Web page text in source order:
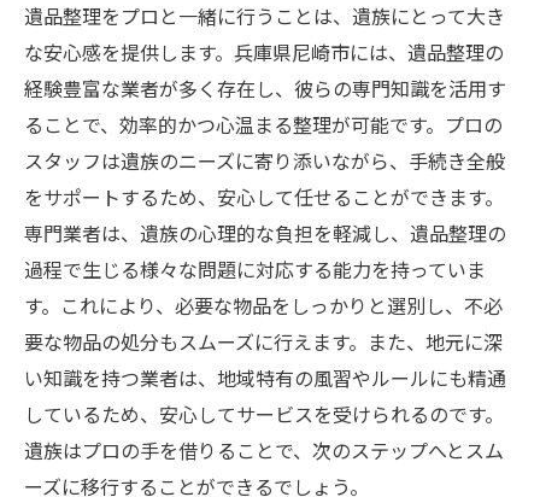
遺品整理をプロと一緒に行うことは、遺族にとって大き
な安心感を提供します。兵庫県尼崎市には、遺品整理の
経験豊富な業者が多く存在し、彼らの専門知識を活用す
ることで、効率的かつ心温まる整理が可能です。プロの
スタッフは遺族のニーズに寄り添いながら、手続き全般
をサポートするため、安心して任せることができます。
専門業者は、遺族の心理的な負担を軽減し、遺品整理の
過程で生じる様々な問題に対応する能力を持っていま
す。これにより、必要な物品をしっかりと選別し、不必
要な物品の処分もスムーズに行えます。また、地元に深
い知識を持つ業者は、地域特有の風習やルールにも精通
しているため、安心してサービスを受けられるのです。
遺族はプロの手を借りることで、次のステップへとスム
ーズに移行することができるでしょう。